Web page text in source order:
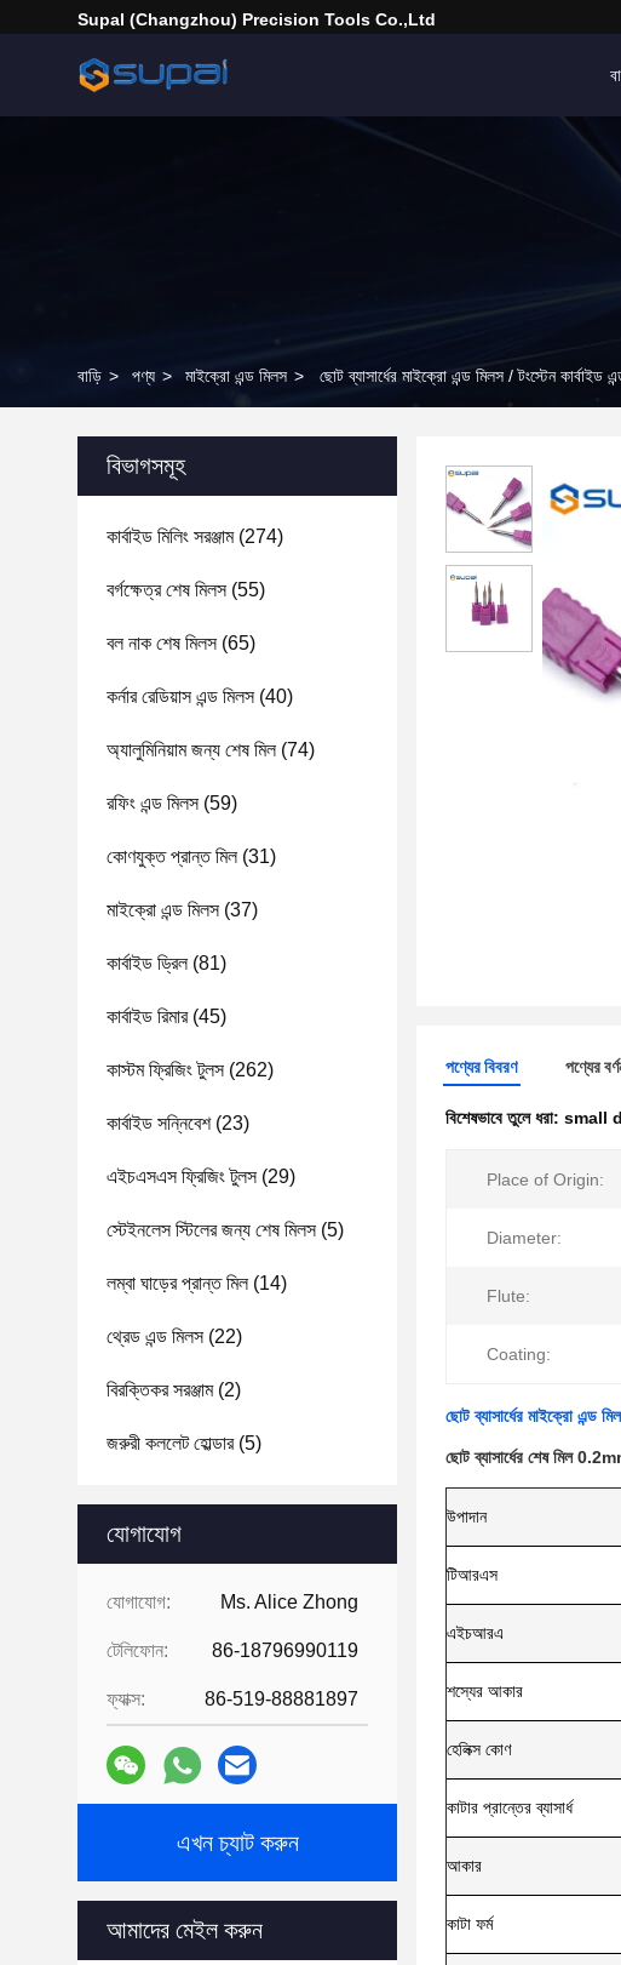
Supal (Changzhou) Precision Tools Co.,Ltd
বাড়ি > পণ্য > মাইক্রো এন্ড মিলস > ছোট ব্যাসার্ধের মাইক্রো এন্ড মিলস / টংস্টেন কার্বাইড
বিভাগসমূহ
কার্বাইড মিলিং সরঞ্জাম(274)
বর্গক্ষেত্র শেষ মিলস(55)
বল নাক শেষ মিলস(65)
কর্নার রেডিয়াস এন্ড মিলস(40)
অ্যালুমিনিয়াম জন্য শেষ মিল(74)
রফিং এন্ড মিলস(59)
কোণযুক্ত প্রান্ত মিল(31)
মাইক্রো এন্ড মিলস(37)
কার্বাইড ড্রিল(81)
কার্বাইড রিমার(45)
কাস্টম ফ্রিজিং টুলস(262)
কার্বাইড সন্নিবেশ(23)
এইচএসএস ফ্রিজিং টুলস(29)
স্টেইনলেস স্টিলের জন্য শেষ মিলস(5)
লম্বা ঘাড়ের প্রান্ত মিল(14)
থ্রেড এন্ড মিলস(22)
বিরক্তিকর সরঞ্জাম(2)
জরুরী কললেট হোল্ডার(5)
যোগাযোগ
যোগাযোগ: Ms. Alice Zhong
টেলিফোন: 86-18796990119
ফ্যাক্স: 86-519-88881897
এখন চ্যাট করুন
আমাদের মেইল ​​করুন
পণ্যের বিবরণ পণ্যের
বিশেষভাবে তুলে ধরা: small
Place of Origin:
Diameter:
Flute:
Coating:
ছোট ব্যাসার্ধের মাইক্রো এন্ড
ছোট ব্যাসার্ধের শেষ মিল
উপাদান
টিআরএস
এইচআরএ
শস্যের আকার
হেলিক্স কোণ
কাটার প্রান্তের ব্যাসার্ধ
আকার
কাটা ফর্ম